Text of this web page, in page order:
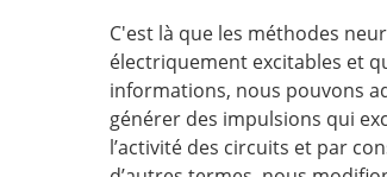
C'est là que les méthodes
électriquement excitables et
informations, nous pouvons
générer des impulsions qui
l’activité des circuits et par